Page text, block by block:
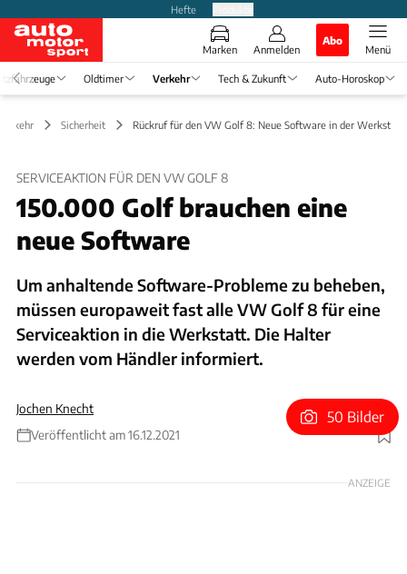
Hefte
Marken Anmelden
Abo
Menü
Oldtimer Verkehr Tech & Zukunft Auto-Horoskop
Sicherheit Rückruf für den VW Golf 8: Neue Software in der Werkstatt
SERVICEAKTION FÜR DEN VW GOLF 8
150.000 Golf brauchen eine
neue Software
Um anhaltende Software-Probleme zu beheben,
müssen europaweit fast alle VW Golf 8 für eine
Serviceaktion in die Werkstatt. Die Halter
werden vom Händler informiert.
Jochen Knecht
Veröffentlicht am 16.12.2021
Foto: Tyson Jopson / auto-motor-und-sport.de
50 Bilder
ANZEIGE